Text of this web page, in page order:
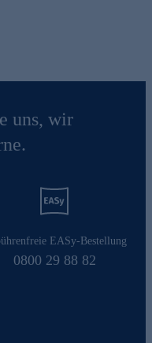
uns, wir
EASy-Bestellung
0800 29 88 82